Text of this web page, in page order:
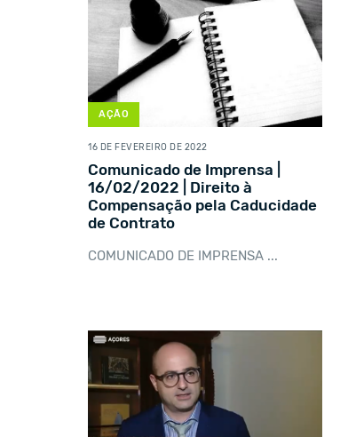
AÇÃO
16 DE FEVEREIRO DE 2022
Comunicado de Imprensa |
16/02/2022 | Direito à
Compensação pela Caducidade
de Contrato
COMUNICADO DE IMPRENSA ...